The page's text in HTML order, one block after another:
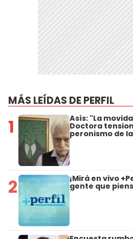
MÁS LEÍDAS DE PERFIL
1 Asís: "La
Doctora
peronismo de
2 ¡Mirá en vivo
gente que